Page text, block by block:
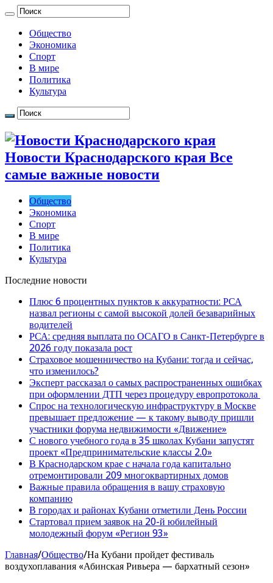
Общество
Экономика
Спорт
В мире
Политика
Культура
Новости Краснодарского края Все
самые важные новости
Общество
Экономика
Спорт
В мире
Политика
Культура
Последние новости
Плюс 6 процентных пунктов к аккуратности: РСА
назвал регионы с самой высокой долей безаварийных
водителей
РСА: средняя выплата по ОСАГО в Санкт-Петербурге в
2026 году показала рост
Страховое мошенничество на Кубани: тогда и сейчас,
что изменилось?
Эксперт рассказал о самых распространенных ошибках
при оформлении ДТП через процедуру европротокола
Спрос на технологическую инфраструктуру в Москве
превышает предложение — к такому выводу пришли
участники форума недвижимости «Движение»
С нового учебного года в 35 школах Кубани запустят
проект «Предпринимательские классы 2.0»
В Краснодарском крае с начала года капитально
отремонтировали 209 многоквартирных домов
Важные правила обращения в вашу страховую
компанию
В городах и районах Кубани отметили День России
Стартовал прием заявок на 20-й юбилейный
молодежный форум «Регион 93»
Главная/Общество/На Кубани пройдет фестиваль
воздухоплавания «Абинская Ривьера — бархатный сезон»